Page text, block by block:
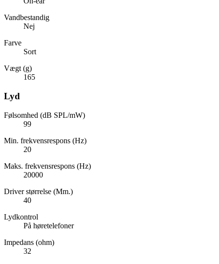
Vandbestandig
Nej
Farve
Sort
Vægt (g)
165
Lyd
Følsomhed (dB SPL/mW)
99
Min. frekvensrespons (Hz)
20
Maks. frekvensrespons (Hz)
20000
Driver størrelse (Mm.)
40
Lydkontrol
På høretelefoner
Impedans (ohm)
32